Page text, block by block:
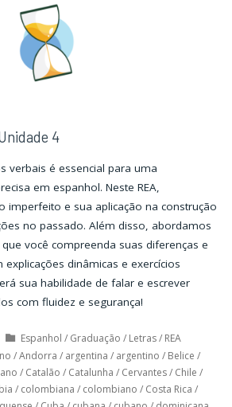
4
verbais é essencial para uma
em espanhol. Neste REA,
imperfeito e sua aplicação na construção
no passado. Além disso, abordamos
você compreenda suas diferenças e
dinâmicas e exercícios
sua habilidade de falar e escrever
com fluidez e segurança!
Espanhol / Graduação / Letras/ REA
/Andorra / argentina / argentino / Belice /
/ Catalão / Catalunha / Cervantes/ Chile /
/ colombiana / colombiano / Costa Rica /